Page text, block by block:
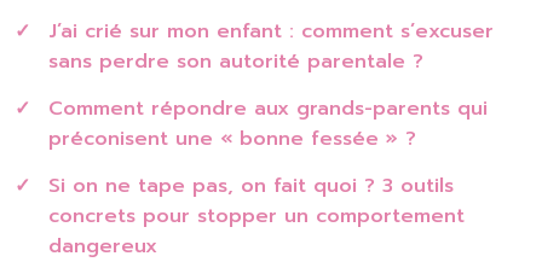
J’ai crié sur mon enfant : comment s’excuser
sans perdre son autorité parentale ?
Comment répondre aux grands-parents qui
préconisent une « bonne fessée » ?
Si on ne tape pas, on fait quoi ? 3 outils
concrets pour stopper un comportement
dangereux